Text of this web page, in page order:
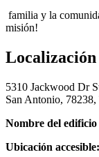
familia y la
misión!
Localización
5310 Jackwood Dr
San Antonio,
Nombre del
Ubicación accesible: